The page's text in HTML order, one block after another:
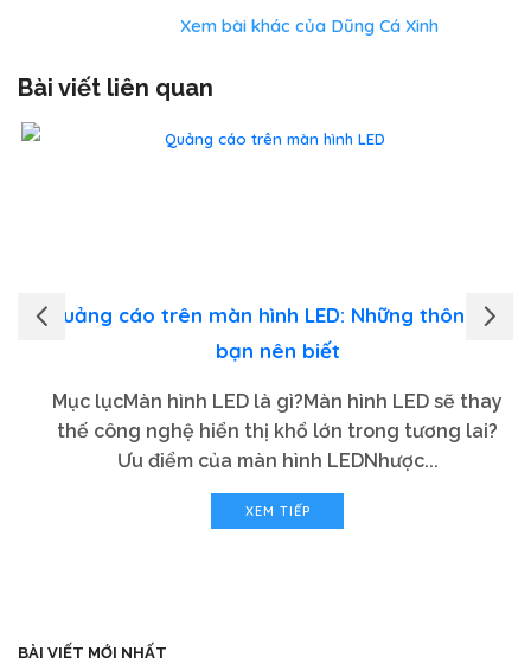
Xem bài khác của Dũng Cá Xinh
Bài viết liên quan
Quảng cáo trên màn hình LED: Những thông tin
bạn nên biết
Mục lụcMàn hình LED là gì?Màn hình LED sẽ thay
thế công nghệ hiển thị khổ lớn trong tương lai?
Ưu điểm của màn hình LEDNhược...
XEM TIẾP
BÀI VIẾT MỚI NHẤT